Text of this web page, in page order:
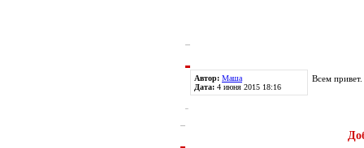
Автор: Маша
Дата: 4 июня 2015 18:16
Всем